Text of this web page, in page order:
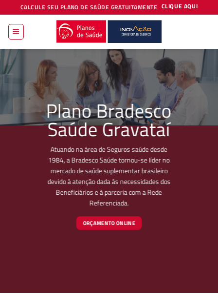
to
content
CALCULE SEU PLANO DE SAÚDE GRATUITAMENTE CLIQUE AQUI
Plano Bradesco
Saúde Gravataí
Atuando na área de Seguros saúde desde
1984, a Bradesco Saúde tornou-se líder no
mercado de saúde suplementar brasileiro
devido à atenção dada às necessidades dos
Beneficiários e à parceria com a Rede
Referenciada.
ORÇAMENTO ONLINE